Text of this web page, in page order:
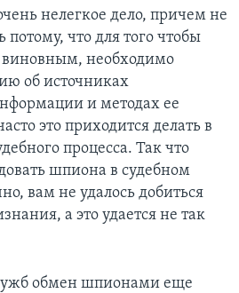
нелегкое дело, причем не
что для того чтобы
необходимо
об источниках
и методах ее
это приходится делать в
процесса. Так что
шпиона в судебном
вам не удалось добиться
а это удается не так
обмен шпионами еще